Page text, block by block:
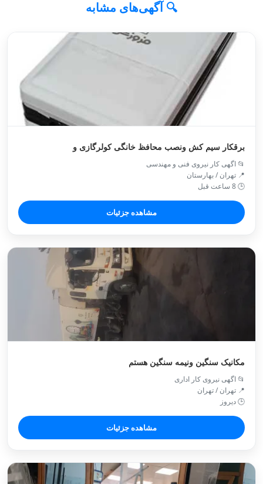
🔍 آگهی‌های مشابه
برقکار سیم کش ونصب محافظ خانگی کولرگازی و
📂 اگهی کار نیروی فنی و مهندسی
📍 تهران / بهارستان
🕒 8 ساعت قبل
مشاهده جزئیات
مکانیک سنگین ونیمه سنگین هستم
📂 اگهی نیروی کار اداری
📍 تهران / تهران
🕒 دیروز
مشاهده جزئیات